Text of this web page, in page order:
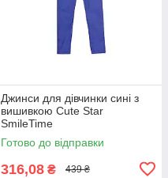
Джинси для дівчинки сині з
вишивкою Сute Star
SmileTime
Готово до відправки
316,08 ₴ 439 ₴